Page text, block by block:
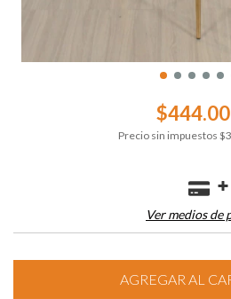
Precio sin impuestos
Ver medios de